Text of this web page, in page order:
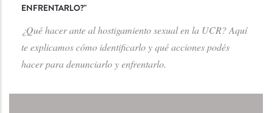
ENFRENTARLO?"
¿Qué hacer ante al hostigamiento sexual en la UCR? Aquí
te explicamos cómo identificarlo y qué acciones podés
hacer para denunciarlo y enfrentarlo.